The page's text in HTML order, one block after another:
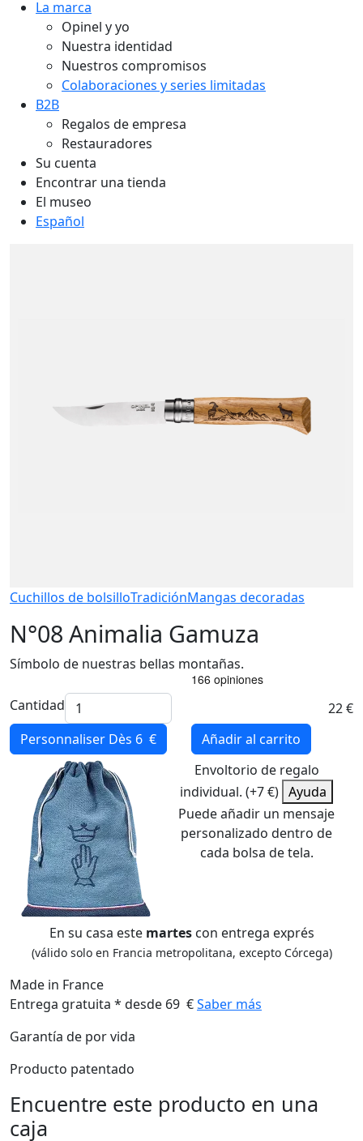
La marca
Opinel y yo
Nuestra identidad
Nuestros compromisos
Colaboraciones y series limitadas
B2B
Regalos de empresa
Restauradores
Su cuenta
Encontrar una tienda
El museo
Español
Cuchillos de bolsilloTradiciónMangas decoradas
N°08 Animalia Gamuza
Símbolo de nuestras bellas montañas.
Cantidad
22 €
Personnaliser Dès 6 €
Añadir al carrito
Envoltorio de regalo
individual. (+7 €) Ayuda
Puede añadir un mensaje
personalizado dentro de
cada bolsa de tela.
En su casa este martescon entrega exprés
(válido solo en Francia metropolitana, excepto Córcega)
Made in France
Entrega gratuita * desde 69 €Saber más
Garantía de por vida
Producto patentado
Encuentre este producto en una
caja